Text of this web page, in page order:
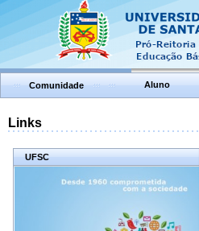
Comunidade Aluno
Links
UFSC